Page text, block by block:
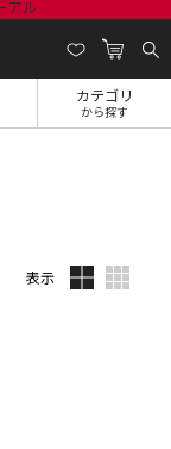
カテゴリ
から探す
表示